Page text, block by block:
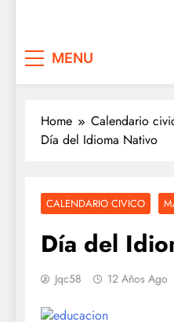
MENU
Home
Calendario
Día del Idioma Nativo
CALENDARIO CIVICO
Día del
Jqc58 12 Años Ago